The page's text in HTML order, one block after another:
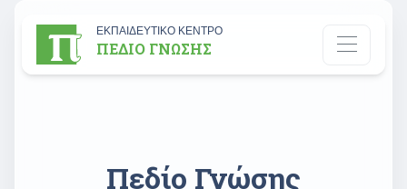
ΕΚΠΑΙΔΕΥΤΙΚΟ ΚΕΝΤΡΟ
ΠΕΔΙΟ ΓΝΩΣΗΣ
Πεδίο Γνώσης